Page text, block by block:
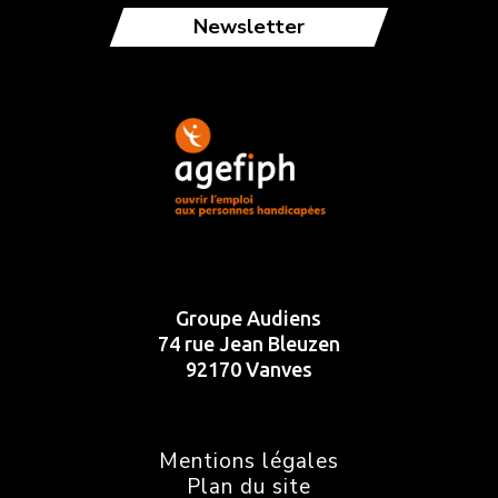
Newsletter
Groupe Audiens
74 rue Jean Bleuzen
92170 Vanves
Mentions légales
Plan du site